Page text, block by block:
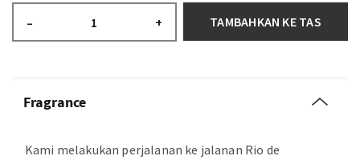
– + TAMBAHKAN KE TAS
Fragrance
Kami melakukan perjalanan ke jalanan Rio de